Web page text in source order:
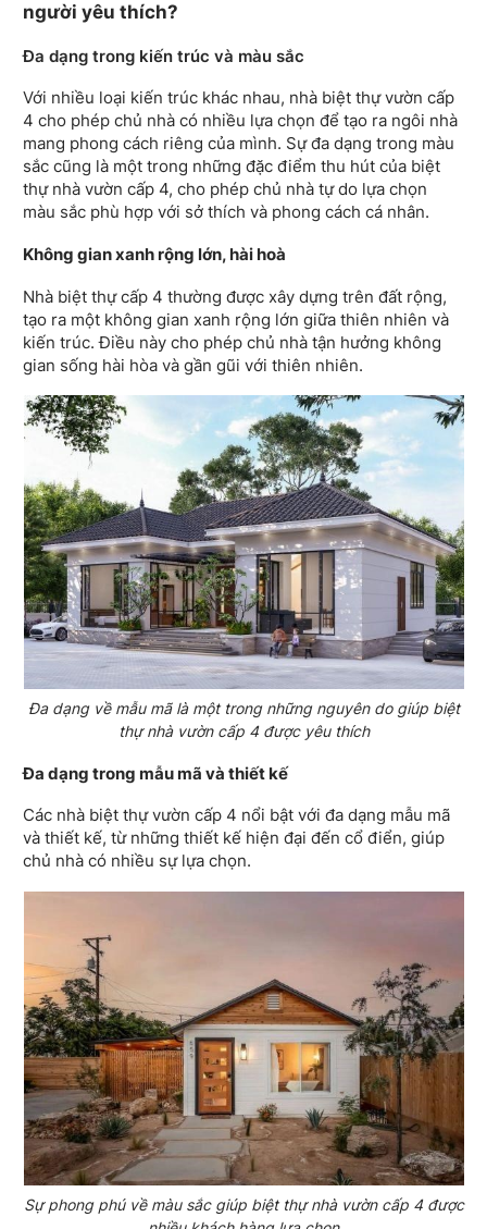
người yêu thích?
Đa dạng trong kiến trúc và màu sắc
Với nhiều loại kiến trúc khác nhau, nhà biệt thự vườn cấp
4 cho phép chủ nhà có nhiều lựa chọn để tạo ra ngôi nhà
mang phong cách riêng của mình. Sự đa dạng trong màu
sắc cũng là một trong những đặc điểm thu hút của biệt
thự nhà vườn cấp 4, cho phép chủ nhà tự do lựa chọn
màu sắc phù hợp với sở thích và phong cách cá nhân.
Không gian xanh rộng lớn, hài hoà
Nhà biệt thự cấp 4 thường được xây dựng trên đất rộng,
tạo ra một không gian xanh rộng lớn giữa thiên nhiên và
kiến trúc. Điều này cho phép chủ nhà tận hưởng không
gian sống hài hòa và gần gũi với thiên nhiên.
Đa dạng về mẫu mã là một trong những nguyên do giúp biệt
thự nhà vườn cấp 4 được yêu thích
Đa dạng trong mẫu mã và thiết kế
Các nhà biệt thự vườn cấp 4 nổi bật với đa dạng mẫu mã
và thiết kế, từ những thiết kế hiện đại đến cổ điển, giúp
chủ nhà có nhiều sự lựa chọn.
Sự phong phú về màu sắc giúp biệt thự nhà vườn cấp 4 được